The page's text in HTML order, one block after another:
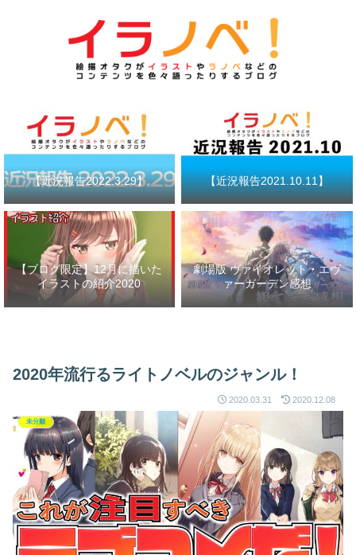
【近況報告2022.3.29】 【近況報告2021.10.11】
【ブログ限定】12月に描いた
イラストの紹介2020
劇場版 ヴァイオレット・エヴ
ァーガーデン感想
2020年流行るライトノベルのジャンル！
2020.03.31 2020.12.08
未分類